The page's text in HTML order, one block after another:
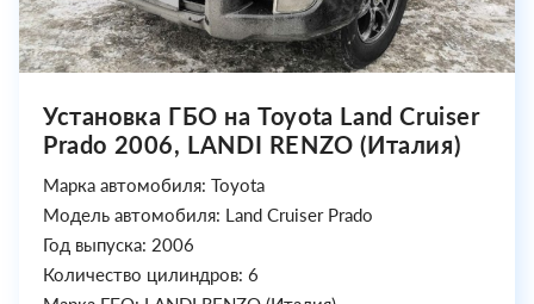
Установка ГБО на Toyota Land Cruiser
Prado 2006, LANDI RENZO (Италия)
Марка автомобиля: Toyota
Модель автомобиля: Land Cruiser Prado
Год выпуска: 2006
Количество цилиндров: 6